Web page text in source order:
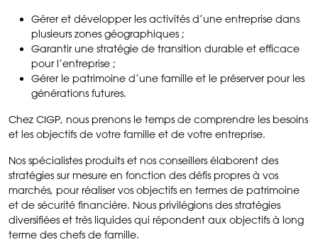
Gérer et développer les activités d’une entreprise dans
plusieurs zones géographiques ;
Garantir une stratégie de transition durable et efficace
pour l’entreprise ;
Gérer le patrimoine d’une famille et le préserver pour les
générations futures.
Chez CIGP, nous prenons le temps de comprendre les besoins
et les objectifs de votre famille et de votre entreprise.
Nos spécialistes produits et nos conseillers élaborent des
stratégies sur mesure en fonction des défis propres à vos
marchés, pour réaliser vos objectifs en termes de patrimoine
et de sécurité financière. Nous privilégions des stratégies
diversifiées et très liquides qui répondent aux objectifs à long
terme des chefs de famille.